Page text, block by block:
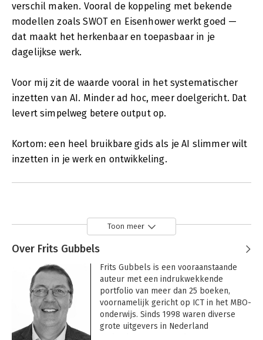
verschil maken. Vooral de koppeling met bekende
modellen zoals SWOT en Eisenhower werkt goed —
dat maakt het herkenbaar en toepasbaar in je
dagelijkse werk.
Voor mij zit de waarde vooral in het systematischer
inzetten van AI. Minder ad hoc, meer doelgericht. Dat
levert simpelweg betere output op.
Kortom: een heel bruikbare gids als je AI slimmer wilt
inzetten in je werk en ontwikkeling.
Toon meer
Over Frits Gubbels
Frits Gubbels is een vooraanstaande
auteur met een indrukwekkende
portfolio van meer dan 25 boeken,
voornamelijk gericht op ICT in het MBO-
onderwijs. Sinds 1998 waren diverse
grote uitgevers in Nederland